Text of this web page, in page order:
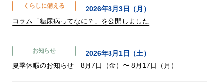
くらしに備える
2026年8月3日（月）
コラム「糖尿病ってなに？」を公開しました
お知らせ
2026年8月1日（土）
夏季休暇のお知らせ 8月7日（金）〜 8月17日（月）